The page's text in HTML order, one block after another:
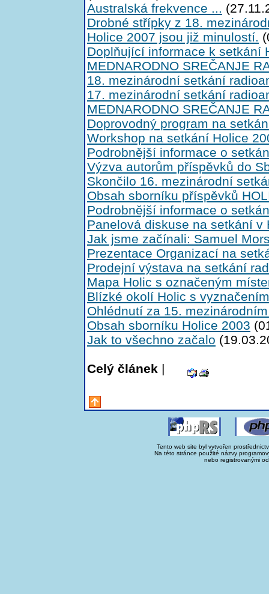
Australská frekvence ...
Drobné střípky z 18.
Holice 2007 jsou již minulostí.
Doplňující informace k setkání
MEDNARODNO SREČANJE
18. mezinárodní setkání
17. mezinárodní setkání
MEDNARODNO SREČANJE
Doprovodný program na
Workshop na setkání Holice
Podrobnější informace o
Výzva autorům příspěvků do
Skončilo 16. mezinárodní
Obsah sborníku příspěvků
Podrobnější informace o
Panelová diskuse na setkání v
Jak jsme začínali: Samuel
Prezentace Organizací na
Prodejní výstava na setkání
Mapa Holic s označeným
Blízké okolí Holic s
Ohlédnutí za 15.
Obsah sborníku Holice 2003
Jak to všechno začalo
Celý článek |
Tento web site byl vytvořen
Na této stránce použité názvy
nebo registrovanými